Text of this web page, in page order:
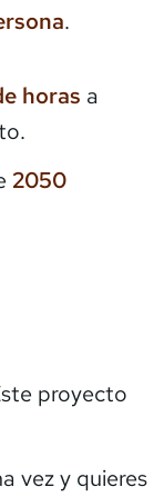
.
horas a
2050
proyecto
vez y quieres